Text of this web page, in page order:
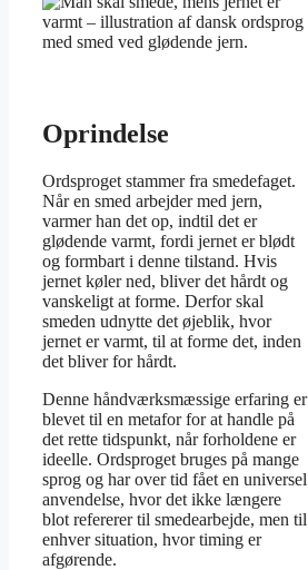
Oprindelse
Ordsproget stammer fra smedefaget.
Når en smed arbejder med jern,
varmer han det op, indtil det er
glødende varmt, fordi jernet er blødt
og formbart i denne tilstand. Hvis
jernet køler ned, bliver det hårdt og
vanskeligt at forme. Derfor skal
smeden udnytte det øjeblik, hvor
jernet er varmt, til at forme det, inden
det bliver for hårdt.
Denne håndværksmæssige erfaring er
blevet til en metafor for at handle på
det rette tidspunkt, når forholdene er
ideelle. Ordsproget bruges på mange
sprog og har over tid fået en universel
anvendelse, hvor det ikke længere
blot refererer til smedearbejde, men til
enhver situation, hvor timing er
afgørende.